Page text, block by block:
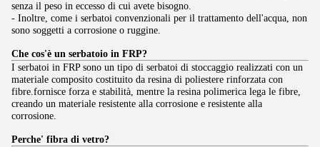
senza il peso in eccesso di cui avete bisogno.
- Inoltre, come i serbatoi convenzionali per il trattamento dell'acqua, non
sono soggetti a corrosione o ruggine.
Che cos'è un serbatoio in FRP?
I serbatoi in FRP sono un tipo di serbatoi di stoccaggio realizzati con un
materiale composito costituito da resina di poliestere rinforzata con
fibre.fornisce forza e stabilità, mentre la resina polimerica lega le fibre,
creando un materiale resistente alla corrosione e resistente alla
corrosione.
Perche' fibra di vetro?